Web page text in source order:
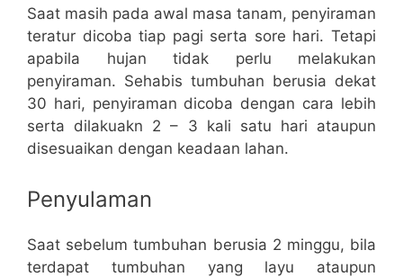
Saat masih pada awal masa tanam, penyiraman
teratur dicoba tiap pagi serta sore hari. Tetapi
apabila hujan tidak perlu melakukan
penyiraman. Sehabis tumbuhan berusia dekat
30 hari, penyiraman dicoba dengan cara lebih
serta dilakuakn 2 – 3 kali satu hari ataupun
disesuaikan dengan keadaan lahan.
Penyulaman
Saat sebelum tumbuhan berusia 2 minggu, bila
terdapat tumbuhan yang layu ataupun